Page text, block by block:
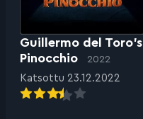
Guillermo del Toro’s
Pinocchio
2022
Katsottu 23.12.2022